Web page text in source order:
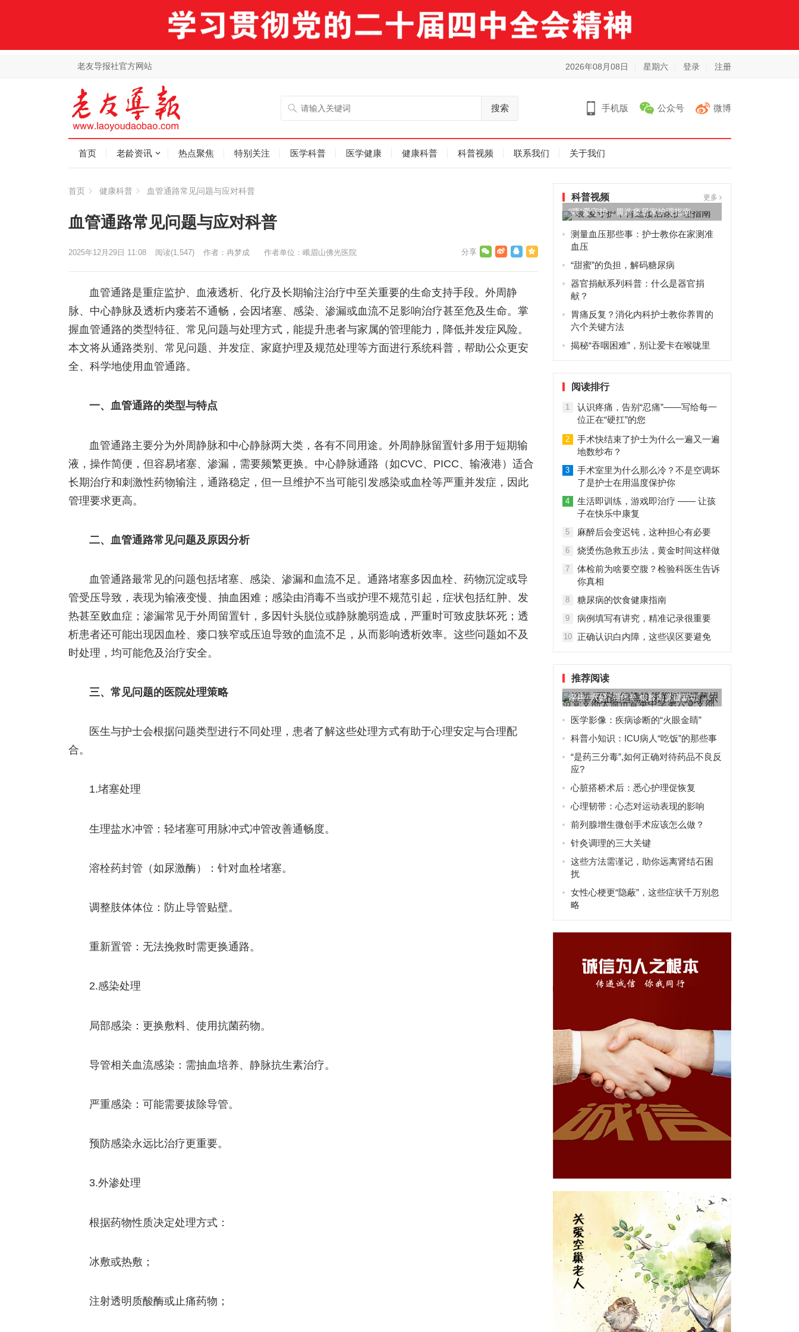
老友导报社官方网站 2026年08月08日 星期六 登录 注册
搜索 手机版 公众号 微博
首页 老龄资讯 热点聚焦 特别关注 医学科普 医学健康 健康科普 科普视频 联系我们 关于我们
首页 健康科普 血管通路常见问题与应对科普
血管通路常见问题与应对科普
作者：冉梦成 作者单位：峨眉山佛光医院
2025年12月29日 11:08 阅读(1,547)
血管通路是重症监护、血液透析、化疗及长期输注治疗中至关重要的生命支持手段。外周静
脉、中心静脉及透析内瘘若不通畅，会因堵塞、感染、渗漏或血流不足影响治疗甚至危及生命。掌
握血管通路的类型特征、常见问题与处理方式，能提升患者与家属的管理能力，降低并发症风险。
本文将从通路类别、常见问题、并发症、家庭护理及规范处理等方面进行系统科普，帮助公众更安
全、科学地使用血管通路。
一、血管通路的类型与特点
血管通路主要分为外周静脉和中心静脉两大类，各有不同用途。外周静脉留置针多用于短期输
液，操作简便，但容易堵塞、渗漏，需要频繁更换。中心静脉通路（如CVC、PICC、输液港）适合
长期治疗和刺激性药物输注，通路稳定，但一旦维护不当可能引发感染或血栓等严重并发症，因此
管理要求更高。
二、血管通路常见问题及原因分析
血管通路最常见的问题包括堵塞、感染、渗漏和血流不足。通路堵塞多因血栓、药物沉淀或导
管受压导致，表现为输液变慢、抽血困难；感染由消毒不当或护理不规范引起，症状包括红肿、发
热甚至败血症；渗漏常见于外周留置针，多因针头脱位或静脉脆弱造成，严重时可致皮肤坏死；透
析患者还可能出现因血栓、瘘口狭窄或压迫导致的血流不足，从而影响透析效率。这些问题如不及
时处理，均可能危及治疗安全。
三、常见问题的医院处理策略
医生与护士会根据问题类型进行不同处理，患者了解这些处理方式有助于心理安定与合理配
合。
1.堵塞处理
生理盐水冲管：轻堵塞可用脉冲式冲管改善通畅度。
溶栓药封管（如尿激酶）：针对血栓堵塞。
调整肢体体位：防止导管贴壁。
重新置管：无法挽救时需更换通路。
2.感染处理
局部感染：更换敷料、使用抗菌药物。
导管相关血流感染：需抽血培养、静脉抗生素治疗。
严重感染：可能需要拔除导管。
预防感染永远比治疗更重要。
3.外渗处理
根据药物性质决定处理方式：
冰敷或热敷；
注射透明质酸酶或止痛药物；
科普视频 更多
“喂”爱守护，胃造瘘居家护理指南
测量血压那些事：护士教你在家测准
血压
“甜蜜”的负担，解码糖尿病
器官捐献系列科普：什么是器官捐
献？
胃痛反复？消化内科护士教你养胃的
六个关键方法
揭秘“吞咽困难”，别让爱卡在喉咙里
阅读排行
1
认识疼痛，告别“忍痛”——写给每一
位正在“硬扛”的您
2
手术快结束了护士为什么一遍又一遍
地数纱布？
3
手术室里为什么那么冷？不是空调坏
了是护士在用温度保护你
4
生活即训练，游戏即治疗 —— 让孩
子在快乐中康复
5 麻醉后会变迟钝，这种担心有必要
6 烧烫伤急救五步法，黄金时间这样做
7
体检前为啥要空腹？检验科医生告诉
你真相
8 糖尿病的饮食健康指南
9 病例填写有讲究，精准记录很重要
10 正确认识白内障，这些误区要避免
推荐阅读
深耕 “六好” 强堡垒 银龄向党建新功
—— 记山西省离退休...
医学影像：疾病诊断的“火眼金睛”
科普小知识：ICU病人“吃饭”的那些事
“是药三分毒”,如何正确对待药品不良反
应?
心脏搭桥术后：悉心护理促恢复
心理韧带：心态对运动表现的影响
前列腺增生微创手术应该怎么做？
针灸调理的三大关键
这些方法需谨记，助你远离肾结石困
扰
女性心梗更“隐蔽”，这些症状千万别忽
略